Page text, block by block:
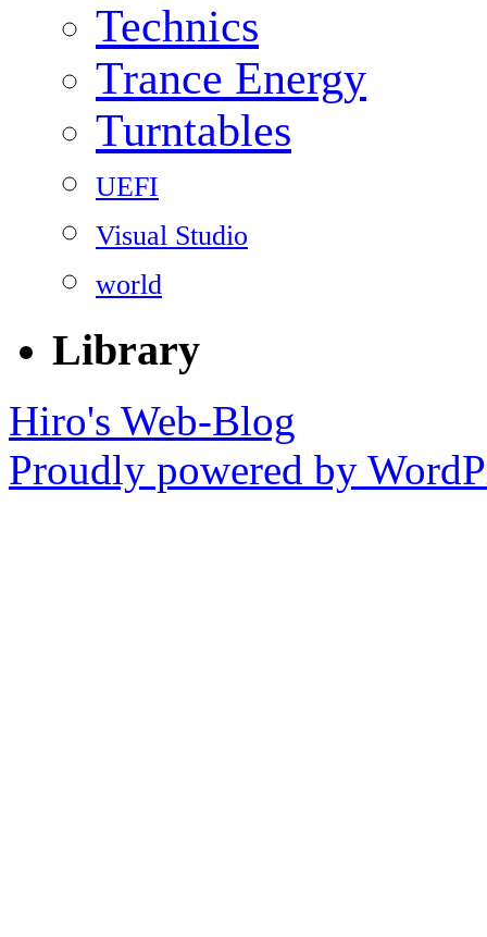
Technics
Trance Energy
Turntables
UEFI
Visual Studio
world
Library
Hiro's Web-Blog
Proudly powered by